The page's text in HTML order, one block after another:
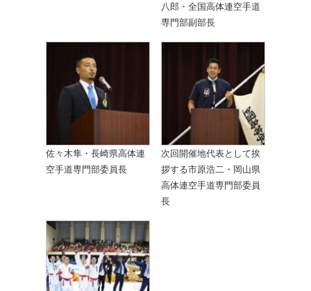
八郎・全国高体連空手道
専門部副部長
佐々木隼・長崎県高体連
空手道専門部委員長
次回開催地代表として挨
拶する市原浩二・岡山県
高体連空手道専門部委員
長